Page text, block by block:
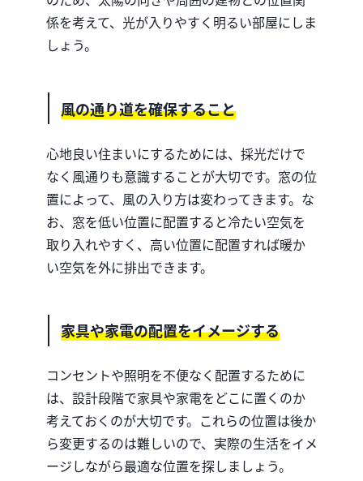
係を考えて、光が入りやすく明るい部屋にしま
しょう。
風の通り道を確保すること
心地良い住まいにするためには、採光だけで
なく風通りも意識することが大切です。 窓の位
置によって、風の入り方は変わってきます。 な
お、窓を低い位置に配置すると冷たい空気を
取り入れやすく、高い位置に配置すれば暖か
い空気を外に排出できます。
家具や家電の配置をイメージする
コンセントや照明を不便なく配置するために
は、設計段階で家具や家電をどこに置くのか
考えておくのが大切です。 これらの位置は後か
ら変更するのは難しいので、実際の生活をイメ
ージしながら最適な位置を探しましょう。